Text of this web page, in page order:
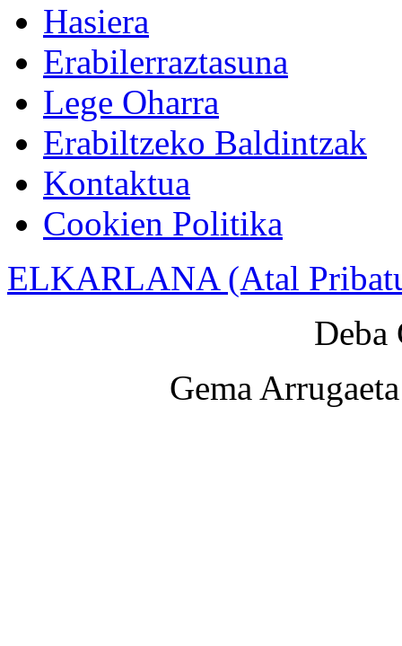
Hasiera
Erabilerraztasuna
Lege Oharra
Erabiltzeko Baldintzak
Kontaktua
Cookien Politika
ELKARLANA (Atal
Deba
Gema